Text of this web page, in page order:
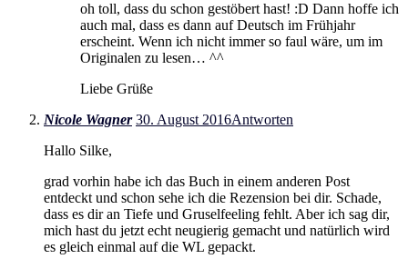
oh toll, dass du schon gestöbert hast! :D Dann hoffe ich
auch mal, dass es dann auf Deutsch im Frühjahr
erscheint. Wenn ich nicht immer so faul wäre, um im
Originalen zu lesen… ^^
Liebe Grüße
Nicole Wagner 30. August 2016Antworten
Hallo Silke,
grad vorhin habe ich das Buch in einem anderen Post
entdeckt und schon sehe ich die Rezension bei dir. Schade,
dass es dir an Tiefe und Gruselfeeling fehlt. Aber ich sag dir,
mich hast du jetzt echt neugierig gemacht und natürlich wird
es gleich einmal auf die WL gepackt.